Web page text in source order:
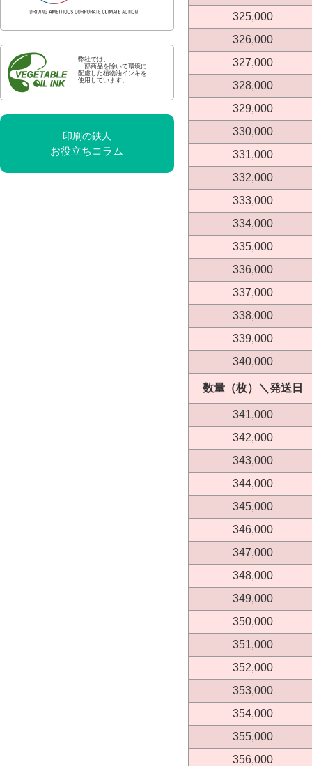
弊社では、
一部商品を除いて環境に
配慮した植物油インキを
使用しています。
印刷の鉄人
お役立ちコラム
325,000
326,000
327,000
328,000
329,000
330,000
331,000
332,000
333,000
334,000
335,000
336,000
337,000
338,000
339,000
340,000
数量（枚）＼発送日
341,000
342,000
343,000
344,000
345,000
346,000
347,000
348,000
349,000
350,000
351,000
352,000
353,000
354,000
355,000
356,000